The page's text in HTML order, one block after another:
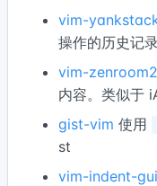
vim-
操作的历史记
vim-zenroom2
内容。类似于
gist-vim 使用
st
vim-indent-